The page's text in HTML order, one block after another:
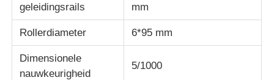
stof testmachine
Temperatuur en Vochtigheidscontrolemechanisme
geleidingsrails
mm
Rollerdiameter 6*95 mm
Dimensionele
nauwkeurigheid
5/1000